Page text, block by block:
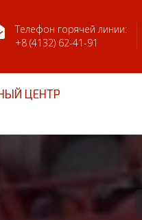
Телефон горячей линии:
+8 (4132) 62-41-91
ЦЕНТР